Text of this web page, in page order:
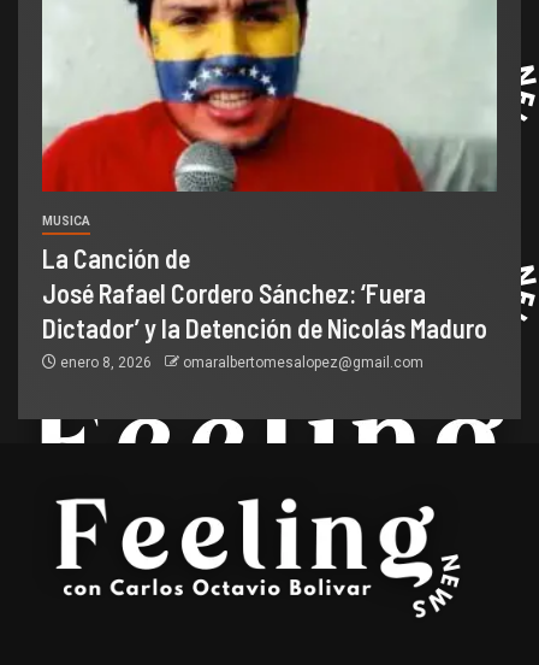
MUSICA
La Canción de
José Rafael Cordero Sánchez: ‘Fuera
Dictador’ y la Detención de Nicolás Maduro
enero 8, 2026 omaralbertomesalopez@gmail.com